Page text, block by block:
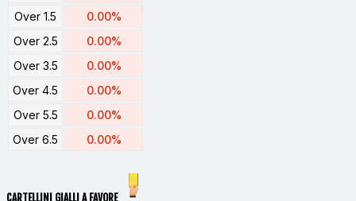
Over 1.5
0.00%
Over 2.5
0.00%
Over 3.5
0.00%
Over 4.5
0.00%
Over 5.5
0.00%
Over 6.5
0.00%
CARTELLINI GIALLI A FAVORE